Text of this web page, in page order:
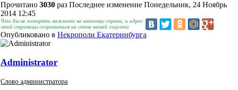
Прочитано 3030 раз Последнее изменение Понедельник, 24 Ноябрь
2014 12:45
Что бы не потерять нажмите на кнопочку справа, и адрес
этой страницы сохраниться на стене вашей соцсети
Опубликовано в Некрополи Екатеринбурга
Administrator
Слово администратора